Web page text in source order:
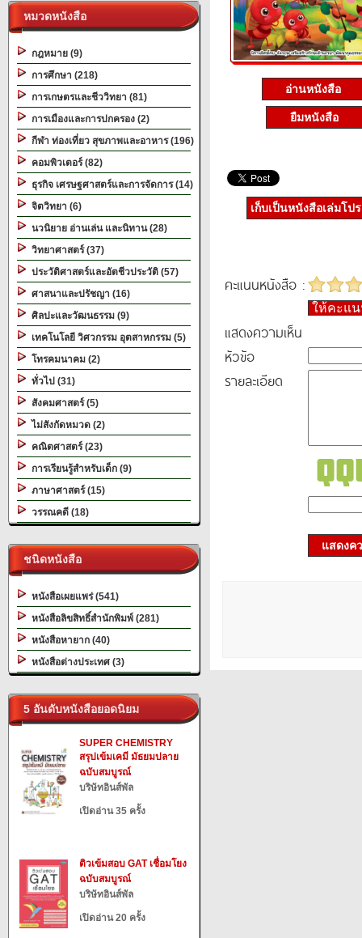
หมวดหนังสือ
กฎหมาย (9)
การศึกษา (218)
การเกษตรและชีววิทยา (81)
การเมืองและการปกครอง (2)
กีฬา ท่องเที่ยว สุขภาพและอาหาร (196)
คอมพิวเตอร์ (82)
ธุรกิจ เศรษฐศาสตร์และการจัดการ (14)
จิตวิทยา (6)
นวนิยาย อ่านเล่น และนิทาน (28)
วิทยาศาสตร์ (37)
ประวัติศาสตร์และอัตชีวประวัติ (57)
ศาสนาและปรัชญา (16)
ศิลปะและวัฒนธรรม (9)
เทคโนโลยี วิศวกรรม อุตสาหกรรม (5)
โทรคมนาคม (2)
ทั่วไป (31)
สังคมศาสตร์ (5)
ไม่สังกัดหมวด (2)
คณิตศาสตร์ (23)
การเรียนรู้สำหรับเด็ก (9)
ภาษาศาสตร์ (15)
วรรณคดี (18)
ชนิดหนังสือ
หนังสือเผยแพร่ (541)
หนังสือลิขสิทธิ์สำนักพิมพ์ (281)
หนังสือหายาก (40)
หนังสือต่างประเทศ (3)
5 อันดับหนังสือยอดนิยม
SUPER CHEMISTRY
สรุปเข้มเคมี มัธยมปลาย
ฉบับสมบูรณ์
บริษัทอินส์พัล
เปิดอ่าน 35 ครั้ง
ติวเข้มสอบ GAT เชื่อมโยง
ฉบับสมบูรณ์
บริษัทอินส์พัล
เปิดอ่าน 20 ครั้ง
อ่านหนังสือ
ยืมหนังสือ
เก็บเป็นหนังสือเล่มโป
คะแนนหนังสือ :
ให้คะแ
แสดงความเห็น
หัวข้อ
รายละเอียด
แสดงค